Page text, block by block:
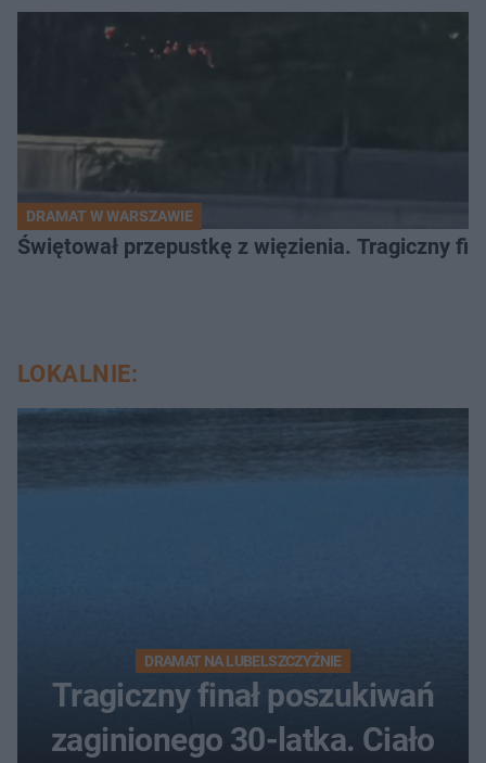
DRAMAT W WARSZAWIE
Świętował przepustkę z więzienia. Tragiczny
LOKALNIE:
DRAMAT NA LUBELSZCZYŹNIE
Tragiczny finał poszukiwań
zaginionego 30-latka. Ciało